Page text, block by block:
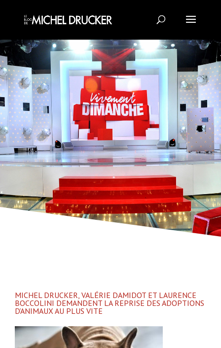
MICHEL DRUCKER, VALÉRIE DAMIDOT ET LAURENCE
BOCCOLINI DEMANDENT LA REPRISE DES ADOPTIONS
D’ANIMAUX AU PLUS VITE